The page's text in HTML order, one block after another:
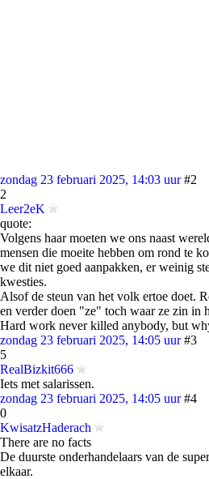
zondag 23 februari 2025, 14:03 uur #2
2
Leer2eK
quote:
Volgens haar moeten we ons naast
mensen die moeite hebben om rond te
we dit niet goed aanpakken, er weinig
kwesties.
Alsof de steun van het volk ertoe doet.
en verder doen "ze" toch waar ze zin in
Hard work never killed anybody, but
zondag 23 februari 2025, 14:05 uur #3
5
RealBizkit666
Iets met salarissen.
zondag 23 februari 2025, 14:05 uur #4
0
KwisatzHaderach
There are no facts
De duurste onderhandelaars van de
elkaar.